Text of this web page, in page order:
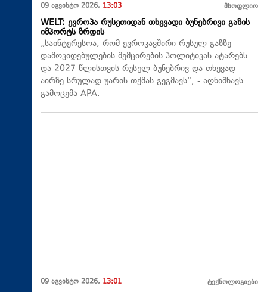
09 აგვისტო 2026, 13:03 მსოფლიო
WELT: ევროპა რუსეთიდან თხევადი ბუნებრივი გაზის
იმპორტს ზრდის
„საინტერესოა, რომ ევროკავშირი რუსულ გაზზე
დამოკიდებულების შემცირების პოლიტიკას ატარებს
და 2027 წლისთვის რუსულ ბუნებრივ და თხევად
აირზე სრულად უარის თქმას გეგმავს“, - აღნიშნავს
გამოცემა APA.
09 აგვისტო 2026, 13:01 ტექნოლოგიები